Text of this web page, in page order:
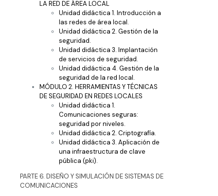
LA RED DE ÁREA LOCAL
Unidad didáctica 1. Introducción a
las redes de área local.
Unidad didáctica 2. Gestión de la
seguridad.
Unidad didáctica 3. Implantación
de servicios de seguridad.
Unidad didáctica 4. Gestión de la
seguridad de la red local.
MÓDULO 2. HERRAMIENTAS Y TÉCNICAS
DE SEGURIDAD EN REDES LOCALES
Unidad didáctica 1.
Comunicaciones seguras:
seguridad por niveles.
Unidad didáctica 2. Criptografía.
Unidad didáctica 3. Aplicación de
una infraestructura de clave
pública (pki).
PARTE 6. DISEÑO Y SIMULACIÓN DE SISTEMAS DE
COMUNICACIONES